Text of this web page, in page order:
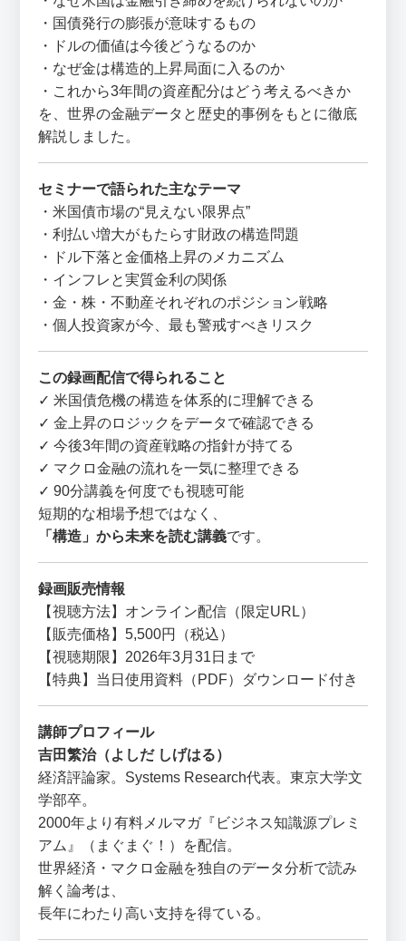
・国債発行の膨張が意味するもの
・ドルの価値は今後どうなるのか
・なぜ金は構造的上昇局面に入るのか
・これから3年間の資産配分はどう考えるべきか
を、世界の金融データと歴史的事例をもとに徹底
解説しました。
セミナーで語られた主なテーマ
・米国債市場の“見えない限界点”
・利払い増大がもたらす財政の構造問題
・ドル下落と金価格上昇のメカニズム
・インフレと実質金利の関係
・金・株・不動産それぞれのポジション戦略
・個人投資家が今、最も警戒すべきリスク
この録画配信で得られること
✓ 米国債危機の構造を体系的に理解できる
✓ 金上昇のロジックをデータで確認できる
✓ 今後3年間の資産戦略の指針が持てる
✓ マクロ金融の流れを一気に整理できる
✓ 90分講義を何度でも視聴可能
短期的な相場予想ではなく、
「構造」から未来を読む講義です。
録画販売情報
【視聴方法】オンライン配信（限定URL）
【販売価格】5,500円（税込）
【視聴期限】2026年3月31日まで
【特典】当日使用資料（PDF）ダウンロード付き
講師プロフィール
吉田繁治（よしだ しげはる）
経済評論家。Systems Research代表。東京大学文
学部卒。
2000年より有料メルマガ『ビジネス知識源プレミ
アム』（まぐまぐ！）を配信。
世界経済・マクロ金融を独自のデータ分析で読み
解く論考は、
長年にわたり高い支持を得ている。